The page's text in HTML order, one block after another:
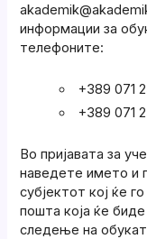
информации за
телефоните:
+389 071
+389 071
Во пријавата за
наведете името и
субјектот кој ќе
пошта која ќе
следење на